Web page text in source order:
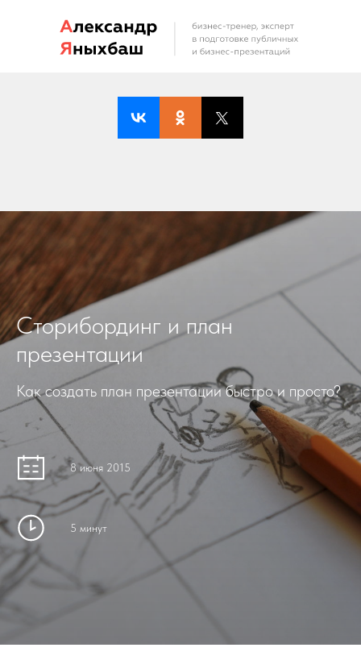
Сторибординг и план
презентации
Как создать план презентации быстро и просто?
8 июня 2015
5 минут